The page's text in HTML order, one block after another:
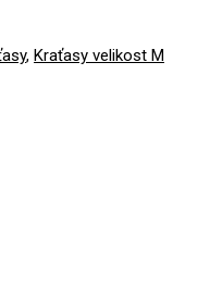
, Kraťasy velikost M